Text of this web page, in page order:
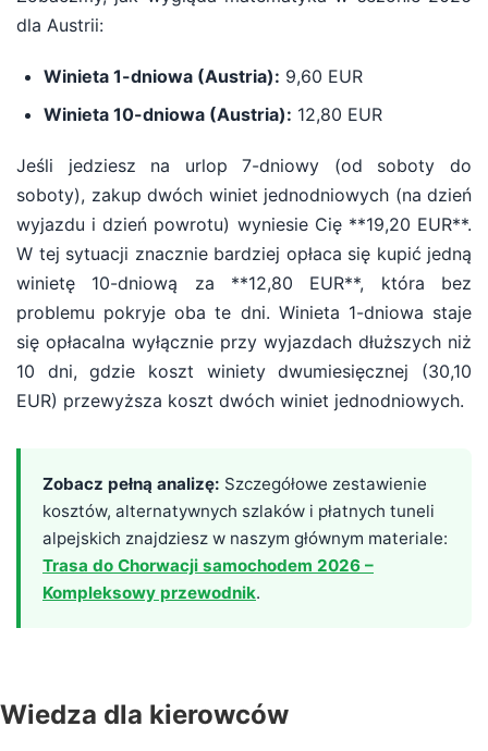
dla Austrii:
Winieta 1-dniowa (Austria): 9,60 EUR
Winieta 10-dniowa (Austria): 12,80 EUR
Jeśli jedziesz na urlop 7-dniowy (od soboty do
soboty), zakup dwóch winiet jednodniowych (na dzień
wyjazdu i dzień powrotu) wyniesie Cię **19,20 EUR**.
W tej sytuacji znacznie bardziej opłaca się kupić jedną
winietę 10-dniową za **12,80 EUR**, która bez
problemu pokryje oba te dni. Winieta 1-dniowa staje
się opłacalna wyłącznie przy wyjazdach dłuższych niż
10 dni, gdzie koszt winiety dwumiesięcznej (30,10
EUR) przewyższa koszt dwóch winiet jednodniowych.
Zobacz pełną analizę: Szczegółowe zestawienie
kosztów, alternatywnych szlaków i płatnych tuneli
alpejskich znajdziesz w naszym głównym materiale:
Trasa do Chorwacji samochodem 2026 –
Kompleksowy przewodnik.
Wiedza dla kierowców